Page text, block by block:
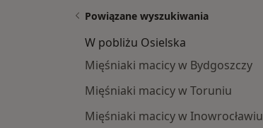
Powiązane wyszukiwania
W pobliżu Osielska
Mięśniaki macicy w Bydgoszczy
Mięśniaki macicy w Toruniu
Mięśniaki macicy w Inowrocławiu